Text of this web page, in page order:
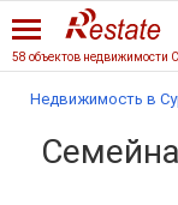
58 объектов недвижимости
Недвижимость в